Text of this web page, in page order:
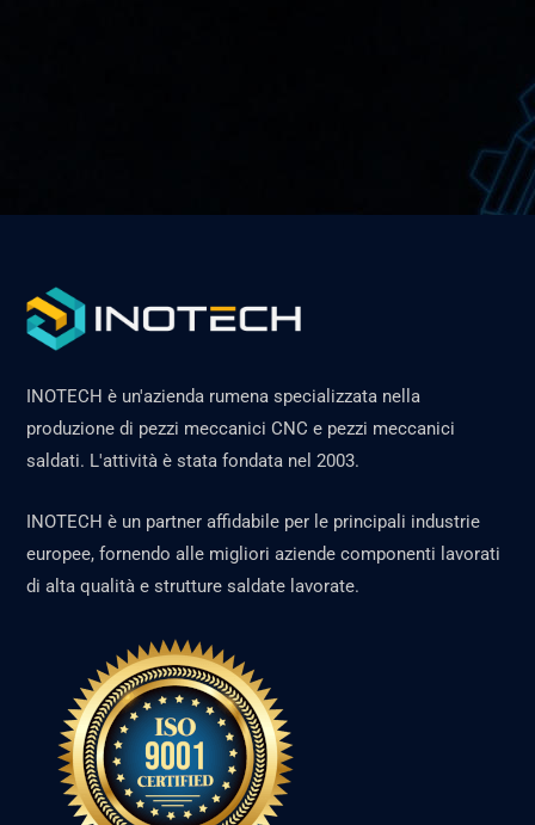
INOTECH è un'azienda rumena specializzata nella
produzione di pezzi meccanici CNC e pezzi meccanici
saldati. L'attività è stata fondata nel 2003.
INOTECH è un partner affidabile per le principali industrie
europee, fornendo alle migliori aziende componenti lavorati
di alta qualità e strutture saldate lavorate.